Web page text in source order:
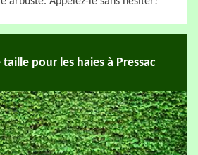
pour les haies à Pressac